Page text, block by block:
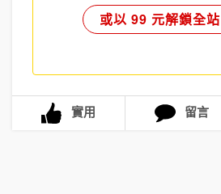
或以 99 元解鎖全
實用 留言